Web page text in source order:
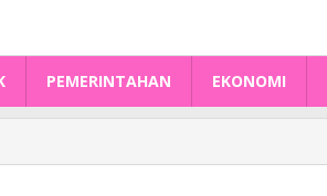
PEMERINTAHAN EKONOMI